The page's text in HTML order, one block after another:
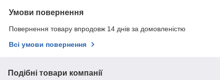
Умови повернення
Повернення товару впродовж 14 днів за домовленістю
Всі умови повернення
Подібні товари компанії